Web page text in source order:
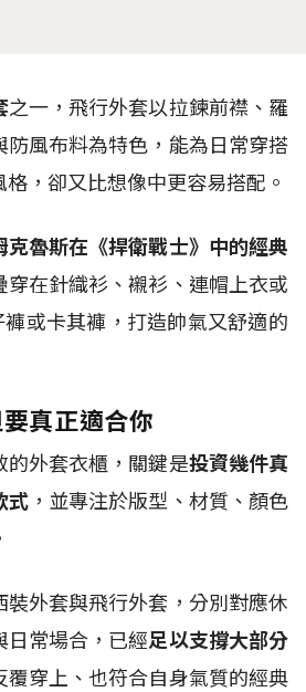
之一，飛行外套以拉鍊前襟、羅
防風布料為特色，能為日常穿搭
，卻又比想像中更容易搭配。
克魯斯在《捍衛戰士》中的經典
穿在針織衫、襯衫、連帽上衣或
或卡其褲，打造帥氣又舒適的
真正適合你
的外套衣櫃，關鍵是投資幾件真
式，並專注於版型、材質、顏色
裝外套與飛行外套，分別對應休
日常場合，已經足以支撐大部分
覆穿上、也符合自身氣質的經典